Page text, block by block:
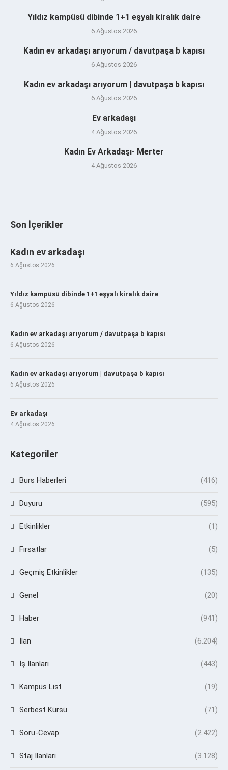
Yıldız kampüsü dibinde 1+1 eşyalı kiralık daire
6 Ağustos 2026
Kadın ev arkadaşı arıyorum / davutpaşa b kapısı
6 Ağustos 2026
Kadın ev arkadaşı arıyorum | davutpaşa b kapısı
6 Ağustos 2026
Ev arkadaşı
4 Ağustos 2026
Kadın Ev Arkadaşı- Merter
4 Ağustos 2026
Son İçerikler
Kadın ev arkadaşı
6 Ağustos 2026
Yıldız kampüsü dibinde 1+1 eşyalı kiralık daire
6 Ağustos 2026
Kadın ev arkadaşı arıyorum / davutpaşa b kapısı
6 Ağustos 2026
Kadın ev arkadaşı arıyorum | davutpaşa b kapısı
6 Ağustos 2026
Ev arkadaşı
4 Ağustos 2026
Kategoriler
Burs Haberleri (416)
Duyuru (595)
Etkinlikler (1)
Fırsatlar (5)
Geçmiş Etkinlikler (135)
Genel (20)
Haber (941)
İlan (6.204)
İş İlanları (443)
Kampüs List (19)
Serbest Kürsü (71)
Soru-Cevap (2.422)
Staj İlanları (3.128)